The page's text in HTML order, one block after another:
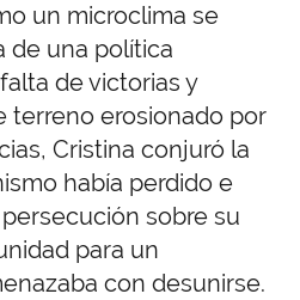
un microclima se
de una política
de victorias y
terreno erosionado por
Cristina conjuró la
había perdido e
sobre su
para un
con desunirse.